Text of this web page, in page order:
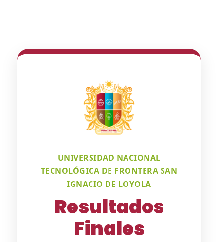
UNIVERSIDAD NACIONAL
TECNOLÓGICA DE FRONTERA SAN
IGNACIO DE LOYOLA
Resultados
Finales